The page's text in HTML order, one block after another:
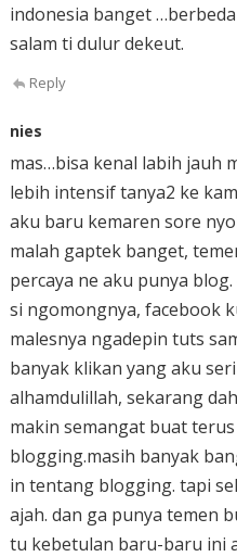
indonesia banget
salam ti dulur dekeut.
Reply
nies
mas…bisa kenal labih jauh
lebih intensif tanya2 ke
aku baru kemaren sore
malah gaptek banget,
percaya ne aku punya
si ngomongnya, facebook
malesnya ngadepin tuts
banyak klikan yang aku
alhamdulillah, sekarang
makin semangat buat
blogging.masih banyak
in tentang blogging. tapi
ajah. dan ga punya temen
tu kebetulan baru-baru ini